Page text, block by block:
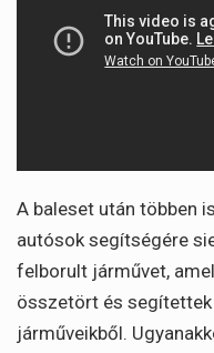
A baleset után többen
autósok segítségére
felborult járművet,
összetört és
járműveikből.